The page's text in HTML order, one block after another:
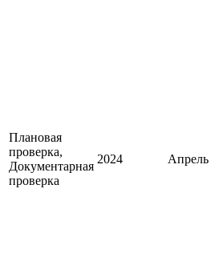
Плановая
проверка,
Документарная
проверка
2024 Апрель